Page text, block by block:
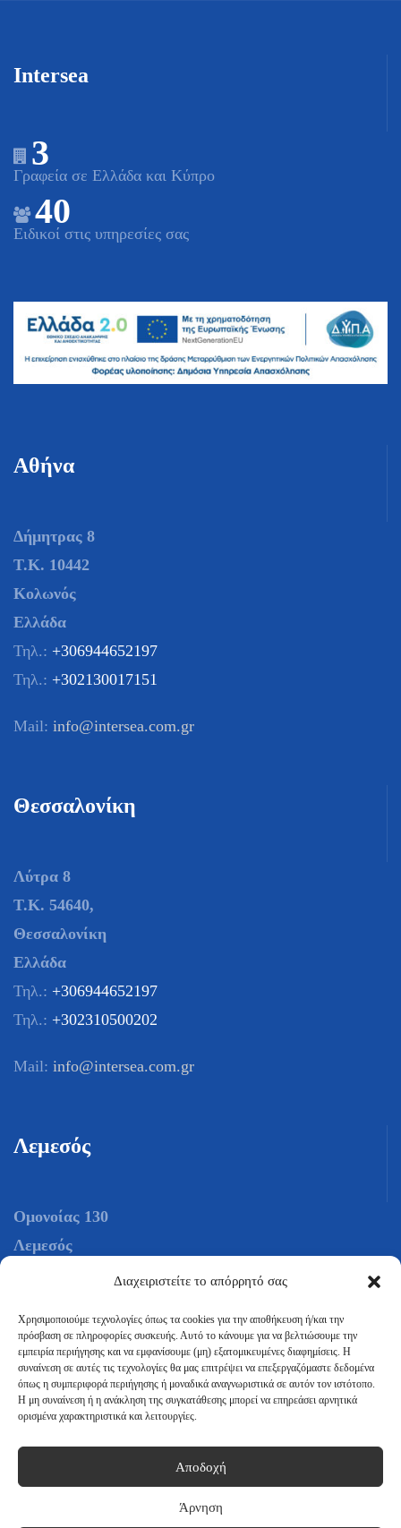
Διαχειριστείτε το απόρρητό σας
Χρησιμοποιούμε τεχνολογίες όπως τα cookies για την αποθήκευση ή/και την
πρόσβαση σε πληροφορίες συσκευής. Αυτό το κάνουμε για να βελτιώσουμε την
εμπειρία περιήγησης και να εμφανίσουμε (μη) εξατομικευμένες διαφημίσεις. Η
συναίνεση σε αυτές τις τεχνολογίες θα μας επιτρέψει να επεξεργαζόμαστε δεδομένα
όπως η συμπεριφορά περιήγησης ή μοναδικά αναγνωριστικά σε αυτόν τον ιστότοπο.
Η μη συναίνεση ή η ανάκληση της συγκατάθεσης μπορεί να επηρεάσει αρνητικά
ορισμένα χαρακτηριστικά και λειτουργίες.
Αποδοχή
Άρνηση
Intersea
3
Γραφεία σε Ελλάδα και Κύπρο
40
Ειδικοί στις υπηρεσίες σας
Αθήνα
Δήμητρας 8
Τ.Κ. 10442
Κολωνός
Ελλάδα
Τηλ.: +306944652197
Τηλ.: +302130017151
Mail: info@intersea.com.gr
Θεσσαλονίκη
Λύτρα 8
T.K. 54640,
Θεσσαλονίκη
Ελλάδα
Τηλ.: +306944652197
Τηλ.: +302310500202
Mail: info@intersea.com.gr
Λεμεσός
Ομονοίας 130
Λεμεσός
Τηλ.:+35725029098
Mail:info@intersea.com.gr